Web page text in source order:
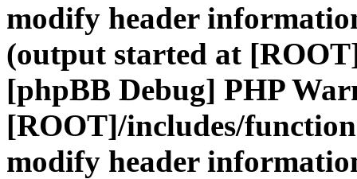
modify header
(output started at
[phpBB Debug] PHP
[ROOT]/includes/
modify header